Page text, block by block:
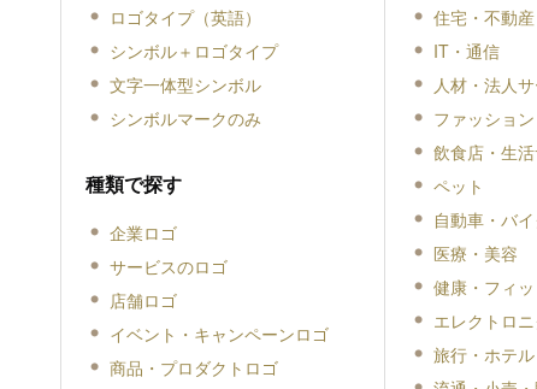
ロゴタイプ（英語）
シンボル＋ロゴタイプ
文字一体型シンボル
シンボルマークのみ
種類で探す
企業ロゴ
サービスのロゴ
店舗ロゴ
イベント・キャンペーンロゴ
商品・プロダクトロゴ
住宅・不動
IT・通信
人材・法人
ファッショ
飲食店・生
ペット
自動車・バイ
医療・美容
健康・フィ
エレクトロ
旅行・ホテ